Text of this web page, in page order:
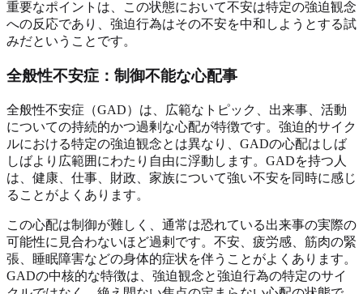
重要なポイントは、この状態において不安は特定の強迫観念
への反応であり、強迫行為はその不安を中和しようとする試
みだということです。
全般性不安症：制御不能な心配事
全般性不安症（GAD）は、広範なトピック、出来事、活動
についての持続的かつ過剰な心配が特徴です。強迫的サイク
ルにおける特定の強迫観念とは異なり、GADの心配はしば
しばより広範囲にわたり自由に浮動します。GADを持つ人
は、健康、仕事、財政、家族について強い不安を同時に感じ
ることがよくあります。
この心配は制御が難しく、通常は恐れている出来事の実際の
可能性に見合わないほど過剌です。不安、疲労感、筋肉の緊
張、睡眠障害などの身体的症状を伴うことがよくあります。
GADの中核的な特徴は、強迫観念と強迫行為の特定のサイ